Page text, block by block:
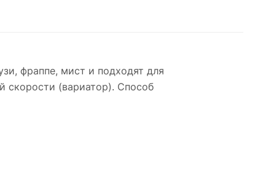
фраппе, мист и подходят для
скорости (вариатор). Способ